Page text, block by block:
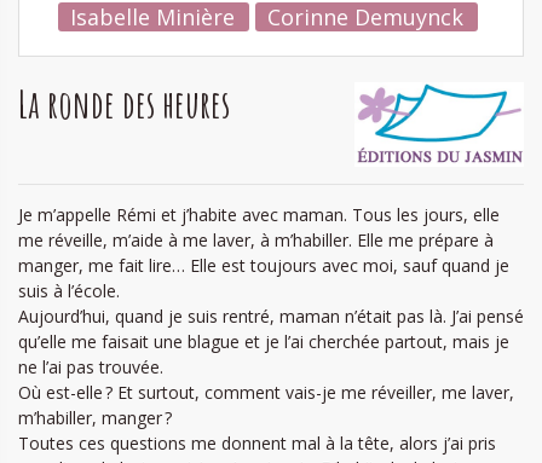
Isabelle Minière Corinne Demuynck
La ronde des heures
Je m’appelle Rémi et j’habite avec maman. Tous les jours, elle
me réveille, m’aide à me laver, à m’habiller. Elle me prépare à
manger, me fait lire… Elle est toujours avec moi, sauf quand je
suis à l’école.
Aujourd’hui, quand je suis rentré, maman n’était pas là. J’ai pensé
qu’elle me faisait une blague et je l’ai cherchée partout, mais je
ne l’ai pas trouvée.
Où est-elle ? Et surtout, comment vais-je me réveiller, me laver,
m’habiller, manger ?
Toutes ces questions me donnent mal à la tête, alors j’ai pris